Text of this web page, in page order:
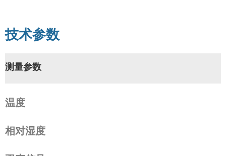
技术参数
测量参数
温度
相对湿度